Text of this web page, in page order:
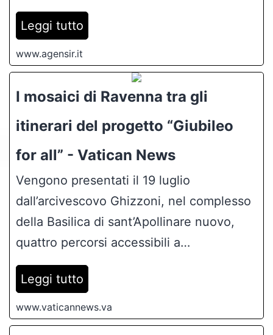
Leggi tutto
www.agensir.it
I mosaici di Ravenna tra gli
itinerari del progetto “Giubileo
for all” - Vatican News
Vengono presentati il 19 luglio
dall’arcivescovo Ghizzoni, nel complesso
della Basilica di sant’Apollinare nuovo,
quattro percorsi accessibili a…
Leggi tutto
www.vaticannews.va